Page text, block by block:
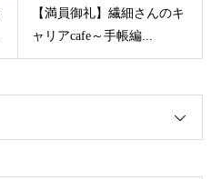
【満員御礼】繊細さんのキ
ャリアcafe～手帳編...